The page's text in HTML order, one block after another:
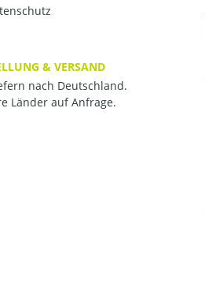
& VERSAND
nach Deutschland.
Länder auf Anfrage.